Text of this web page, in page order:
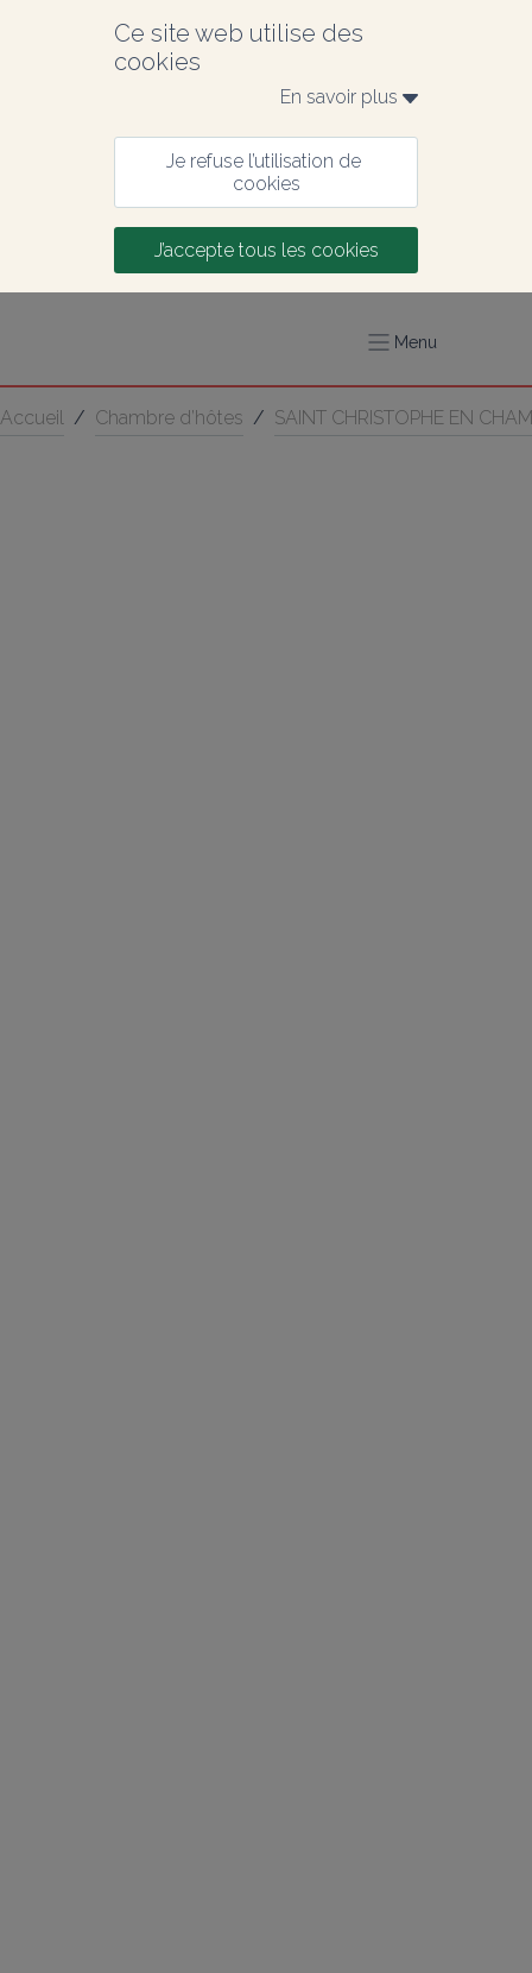
Ce site web utilise des
cookies
En savoir plus
Je refuse l’utilisation de
cookies
J’accepte tous les cookies
Menu
Accueil / Chambre d’hôtes / SAINT CHRISTOPHE EN